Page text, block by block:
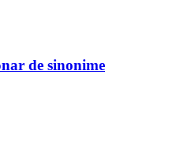
de sinonime